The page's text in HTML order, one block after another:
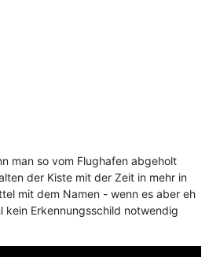
man so vom Flughafen abgeholt
der Kiste mit der Zeit in mehr in
mit dem Namen - wenn es aber eh
kein Erkennungsschild notwendig